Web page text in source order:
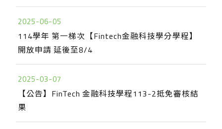
2025-06-05
114學年 第一梯次【Fintech金融科技學分學程】
開放申請 延後至8/4
2025-03-07
【公告】FinTech 金融科技學程113-2抵免審核結
果